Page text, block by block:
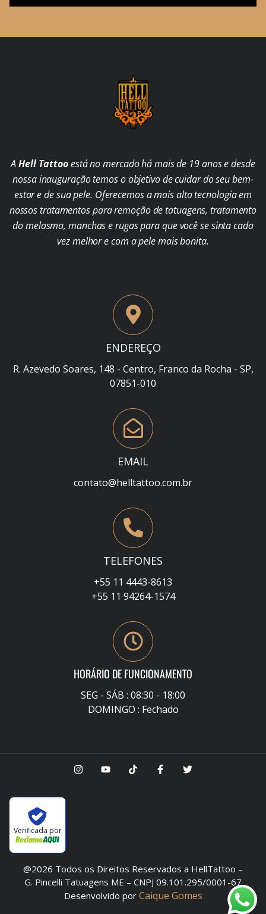
AHell Tattooestá no mercado há mais de 19 anos e desde
nossa inauguração temos o objetivo de cuidar do seu bem-
estar e de sua pele. Oferecemos a mais alta tecnologia em
nossos tratamentos para remoção de tatuagens, tratamento
do melasma, manchas e rugas para que você se sinta cada
vez melhor e com a pele mais bonita.
ENDEREÇO
R. Azevedo Soares, 148 - Centro, Franco da Rocha - SP,
07851-010
EMAIL
contato@helltattoo.com.br
TELEFONES
+55 11 4443-8613
+55 11 94264-1574
HORÁRIO DE FUNCIONAMENTO
SEG - SÁB : 08:30 - 18:00
DOMINGO : Fechado
Verificada por
@2026 Todos os Direitos Reservados a HellTattoo –
G. Pincelli Tatuagens ME – CNPJ 09.101.295/0001-67
Desenvolvido por Caique Gomes